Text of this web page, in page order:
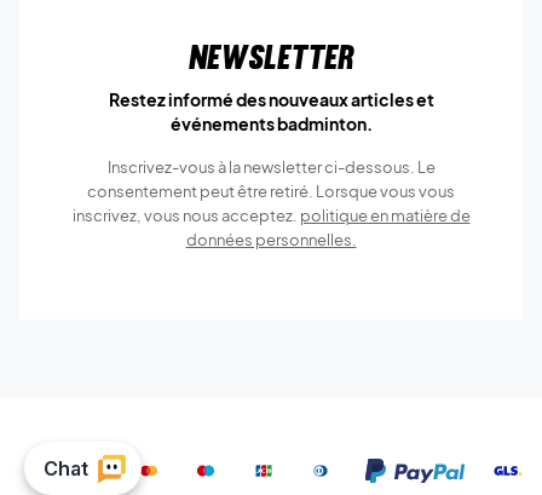
Newsletter
Restez informé des nouveaux articles et
événements badminton.
Inscrivez-vous à la newsletter ci-dessous. Le
consentement peut être retiré. Lorsque vous vous
inscrivez, vous nous acceptez. politique en matière de
données personnelles.